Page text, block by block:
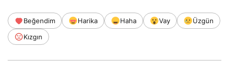
Beğendim Harika Haha Vay
Üzgün
Kızgın